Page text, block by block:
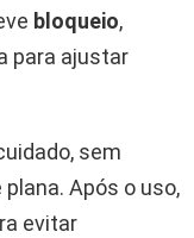
bloqueio,
para ajustar
sem
Após o uso,
evitar